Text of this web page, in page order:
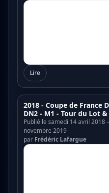
Lire
2018 - Coupe de France
DN2 - M1 - Tour du Lot
Publié le samedi 14 avril
novembre 2019
par Frédéric Lafargue